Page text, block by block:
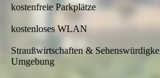
kostenfreie Parkplätze
kostenloses WLAN
Straußwirtschaften &
Umgebung